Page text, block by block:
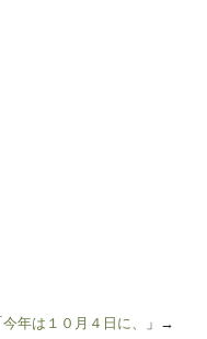
今年は１０月４日に、 」→